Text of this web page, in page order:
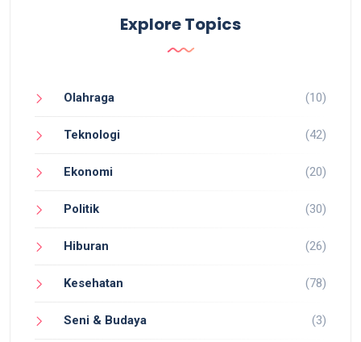
Explore Topics
Olahraga (10)
Teknologi (42)
Ekonomi (20)
Politik (30)
Hiburan (26)
Kesehatan (78)
Seni & Budaya (3)